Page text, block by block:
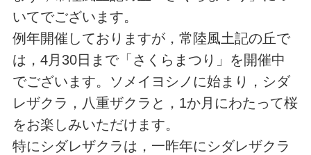
いてでございます。
例年開催しておりますが，常陸風土記の丘で
は，4月30日まで「さくらまつり」を開催中
でございます。ソメイヨシノに始まり，シダ
レザクラ，八重ザクラと，1か月にわたって桜
をお楽しみいただけます。
特にシダレザクラは，一昨年にシダレザクラ